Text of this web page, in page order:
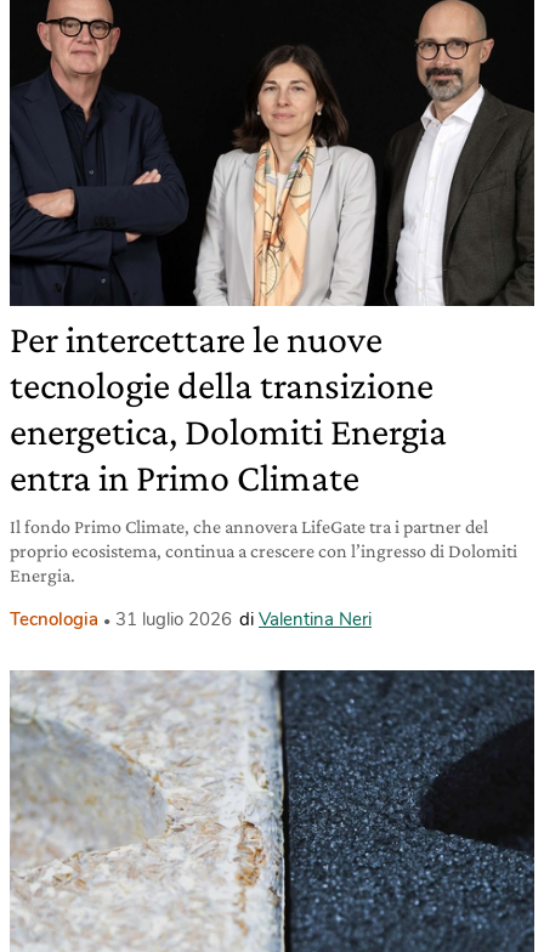
Per intercettare le nuove
tecnologie della transizione
energetica, Dolomiti Energia
entra in Primo Climate
Il fondo Primo Climate, che annovera LifeGate tra i partner del
proprio ecosistema, continua a crescere con l’ingresso di Dolomiti
Energia.
Tecnologia 31 luglio 2026 di Valentina Neri